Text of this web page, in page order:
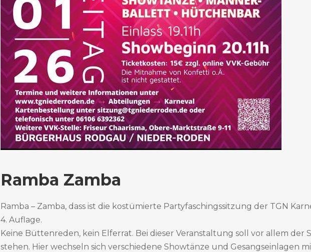
Ramba Zamba
Ramba – Zamba, dass ist die kostümierte Partyfaschingssitzung der TGN
4. Auflage.
Keine Büttenreden, kein Elferrat. Bei dieser Veranstaltung soll vor allem der
stehen. Hier wechseln sich verschiedene Showtänze und Gesangseinlagen